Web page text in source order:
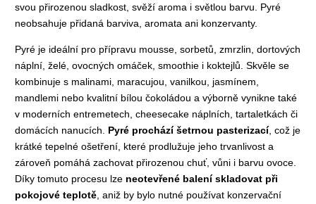
svou přirozenou sladkost, svěží aroma i světlou barvu. Pyré
neobsahuje přidaná barviva, aromata ani konzervanty.
Pyré je ideální pro přípravu mousse, sorbetů, zmrzlin, dortových
náplní, želé, ovocných omáček, smoothie i koktejlů. Skvěle se
kombinuje s malinami, maracujou, vanilkou, jasmínem,
mandlemi nebo kvalitní bílou čokoládou a výborně vynikne také
v moderních entremetech, cheesecake náplních, tartaletkách či
domácích nanucích. Pyré prochází šetrnou pasterizací, což je
krátké tepelné ošetření, které prodlužuje jeho trvanlivost a
zároveň pomáhá zachovat přirozenou chuť, vůni i barvu ovoce.
Díky tomuto procesu lze neotevřené balení skladovat při
pokojové teplotě , aniž by bylo nutné používat konzervační